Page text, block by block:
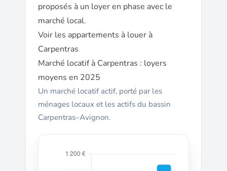
proposés à un loyer en phase avec le
marché local.
Voir les appartements à louer à
Carpentras
Marché locatif à Carpentras : loyers
moyens en 2025
Un marché locatif actif, porté par les
ménages locaux et les actifs du bassin
Carpentras–Avignon.